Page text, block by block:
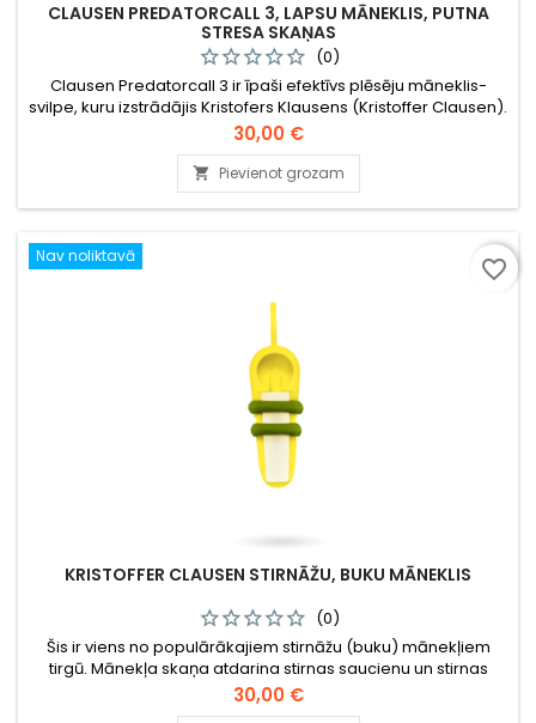
CLAUSEN PREDATORCALL 3, LAPSU MĀNEKLIS, PUTNA
STRESA SKAŅAS
(0)
Clausen Predatorcall 3 ir īpaši efektīvs plēsēju māneklis-
svilpe, kuru izstrādājis Kristofers Klausens (Kristoffer Clausen).
Cena
30,00 €
 Pievienot grozam
Nav noliktavā
KRISTOFFER CLAUSEN STIRNĀŽU, BUKU MĀNEKLIS
(0)
Šis ir viens no populārākajiem stirnāžu (buku) mānekļiem
tirgū. Mānekļa skaņa atdarina stirnas saucienu un stirnas
briesmu saucienu.
Cena
30,00 €
favorite_border